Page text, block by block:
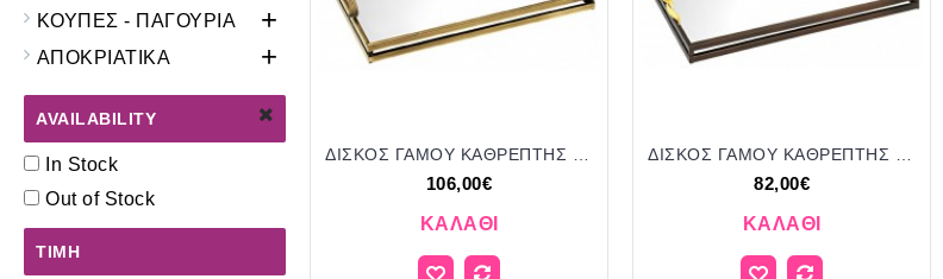
ΚΟΥΠΕΣ - ΠΑΓΟΥΡΙΑ +
ΑΠΟΚΡΙΑΤΙΚΑ +
AVAILABILITY
In Stock
Out of Stock
ΤΙΜΉ
ΔΙΣΚΟΣ ΓΑΜΟΥ ΚΑΘΡΕΠΤΗΣ ΜΕ LED ΣΕ ΧΡΩΜΑ ΟΞΥΔΕ NOV-ΚΔ1092/106400 106.00€!!!
106,00€
ΚΑΛΆΘΙ
ΔΙΣΚΟΣ ΓΑΜΟΥ ΚΑΘΡΕΠΤΗΣ ΜΕ LED ΣΕ ΧΡΩΜΑ ΣΚΟΥΡΙΑ NOV-ΚΔ1090/104900 82.00€!!!
82,00€
ΚΑΛΆΘΙ